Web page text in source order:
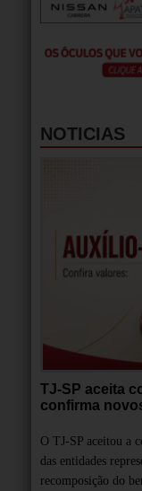
NOTICIAS
TJ-SP aceita
confirma
O TJ-SP aceitou a
das entidades
recomposição do